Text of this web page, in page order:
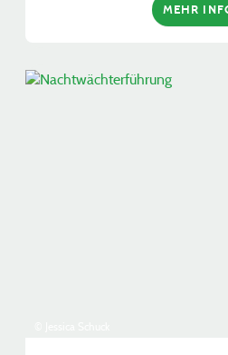
MEHR